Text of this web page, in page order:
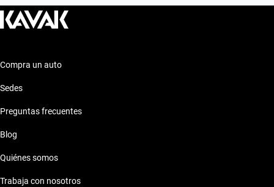
Compra un auto
Sedes
Preguntas frecuentes
Blog
Quiénes somos
Trabaja con nosotros